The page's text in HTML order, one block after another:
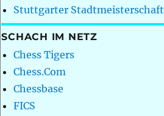
Stuttgarter Stadtmeisterschaft
SCHACH IM NETZ
Chess Tigers
Chess.Com
Chessbase
FICS